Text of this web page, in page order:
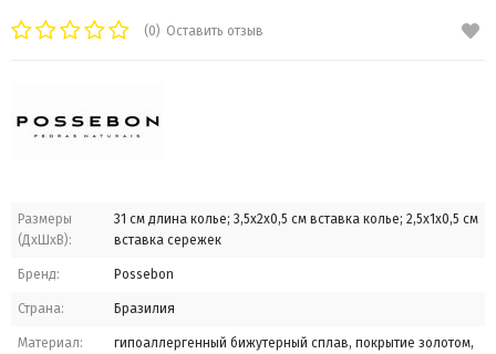
(0) Оставить отзыв
Размеры
(ДхШхВ):
31 см длина колье; 3,5x2x0,5 см вставка колье; 2,5x1x0,5 см
вставка сережек
Бренд: Possebon
Страна: Бразилия
Материал:
гипоаллергенный бижутерный сплав, покрытие золотом,